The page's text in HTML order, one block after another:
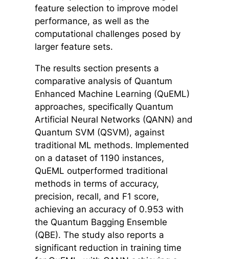
feature selection to improve model
performance, as well as the
computational challenges posed by
larger feature sets.
The results section presents a
comparative analysis of Quantum
Enhanced Machine Learning (QuEML)
approaches, specifically Quantum
Artificial Neural Networks (QANN) and
Quantum SVM (QSVM), against
traditional ML methods. Implemented
on a dataset of 1190 instances,
QuEML outperformed traditional
methods in terms of accuracy,
precision, recall, and F1 score,
achieving an accuracy of 0.953 with
the Quantum Bagging Ensemble
(QBE). The study also reports a
significant reduction in training time